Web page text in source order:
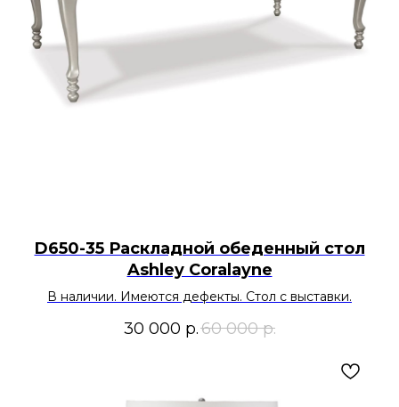
D650-35 Раскладной обеденный стол
Ashley Coralayne
В наличии. Имеются дефекты. Стол с выставки.
30 000 р.60 000 р.